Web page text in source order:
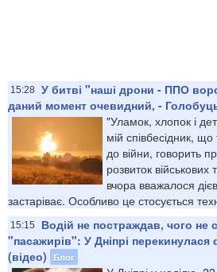
15:28 У битві "наші дрони - ППО
даний момент очевидний, -
"Уламок, хлопок і
мій співбесідник,
до війни, говорить
розвиток
вчора вважалося
застаріває. Особливо це стосується
15:15
Водій не постраждав, чого не
"пасажирів": У Дніпрі перекинулася
(відео)
Блог